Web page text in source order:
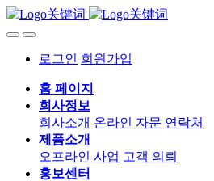
로그인 회원가입
홈 페이지
회사정보
회사소개 온라인 자문 연락처
제품소개
오프라인 사업 고객 의뢰
홍보센터